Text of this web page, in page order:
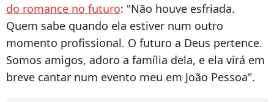
do romance no futuro: "Não houve esfriada.
Quem sabe quando ela estiver num outro
momento profissional. O futuro a Deus pertence.
Somos amigos, adoro a família dela, e ela virá em
breve cantar num evento meu em João Pessoa".